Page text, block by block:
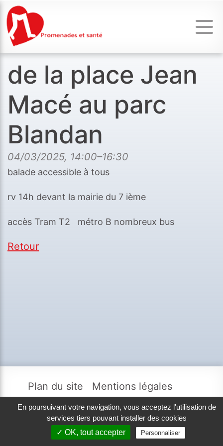
de la place Jean
Macé au parc
Blandan
04/03/2025, 14:00–16:30
balade accessible à tous
rv 14h devant la mairie du 7 ième
accès Tram T2 métro B nombreux bus
Retour
Plan du site
Mentions légales
Données personnelles
© 2026 Promenades Santé
En poursuivant votre navigation, vous acceptez l'utilisation de
services tiers pouvant installer des cookies
✓ OK, tout accepter
Personnaliser